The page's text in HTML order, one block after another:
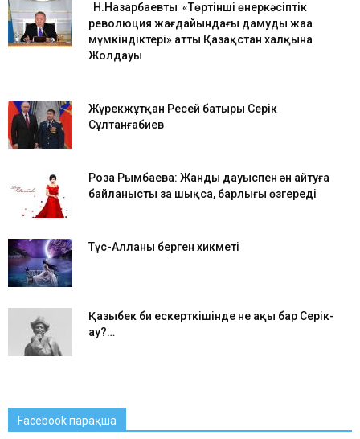
Н.Назарбаевтың «Төртінші өнеркәсіптік
революция жағдайындағы дамудың жаңа
мүмкіндіктері» атты Қазақстан халқына
Жолдауы
Жүрекжұтқан Ресей батыры Серік
Сұлтанғабиев
Роза Рымбаева: Жанды дауыспен ән айтуға
байланысты заң шықса, барлығы өзгереді
Түс-Алланың берген хикметі
Қазыбек би ескерткішінде не ақың бар Серік-
ау?…
Facebook парақша